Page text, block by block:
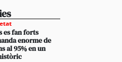
es fan forts
enorme de
al 95% en un